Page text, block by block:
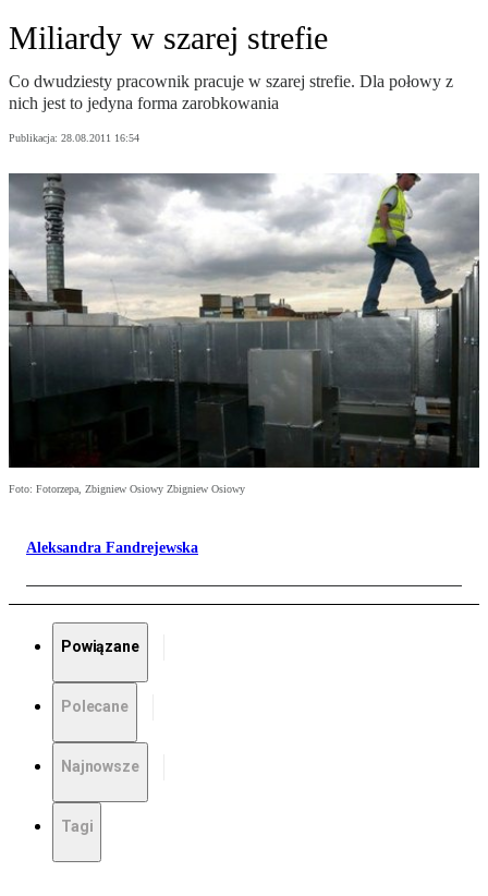
Miliardy w szarej strefie
Co dwudziesty pracownik pracuje w szarej strefie. Dla połowy z
nich jest to jedyna forma zarobkowania
Publikacja: 28.08.2011 16:54
Foto: Fotorzepa, Zbigniew Osiowy Zbigniew Osiowy
Aleksandra Fandrejewska
Powiązane
Polecane
Najnowsze
Tagi